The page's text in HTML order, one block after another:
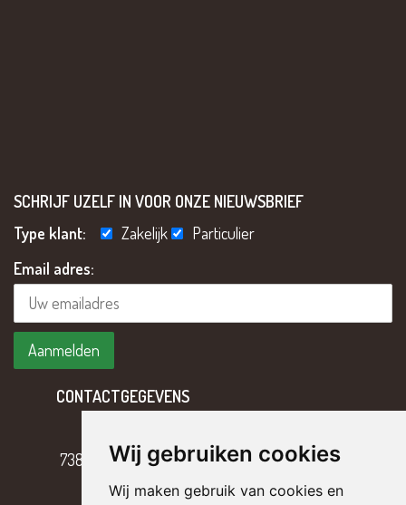
Wij gebruiken cookies
Wij maken gebruik van cookies en
SCHRIJF UZELF IN VOOR ONZE NIEUWSBRIEF
Type klant:
Zakelijk
Particulier
Email adres:
CONTACTGEGEVENS
7382 BH Klarenbeek
055 – 301 17 43